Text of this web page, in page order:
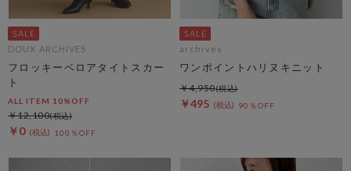
DOUX ARCHIVES
フロッキーベロアタイトスカー
ト
ALL ITEM 10%OFF
￥0 100％OFF
￥12,100
archives
ワンポイントハリヌキニット
￥495 90％OFF
￥4,950